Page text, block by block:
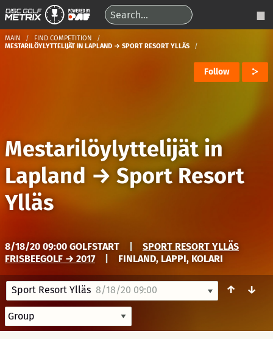
MAIN
FIND COMPETITION
MESTARILÖYLYTTELIJÄT IN LAPLAND → SPORT RESORT YLLÄS
Follow
Mestarilöylyttelijät in
Lapland → Sport Resort
Ylläs
8/18/20 09:00 GOLFSTART
SPORT RESORT YLLÄS
FRISBEEGOLF → 2017
FINLAND, LAPPI, KOLARI
Sport Resort Ylläs 8/18/20 09:00 ↑ ↓